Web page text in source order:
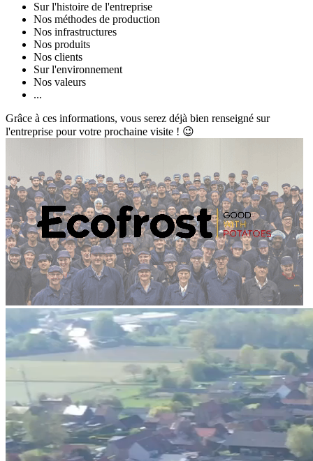
Sur l'histoire de l'entreprise
Nos méthodes de production
Nos infrastructures
Nos produits
Nos clients
Sur l'environnement
Nos valeurs
...
Grâce à ces informations, vous serez déjà bien renseigné sur
l'entreprise pour votre prochaine visite ! 😉